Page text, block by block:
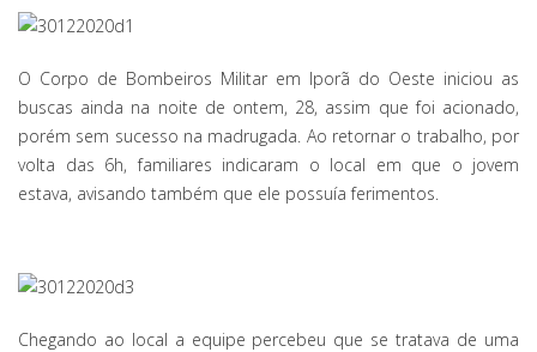
O Corpo de Bombeiros Militar em Iporã do Oeste iniciou as
buscas ainda na noite de ontem, 28, assim que foi acionado,
porém sem sucesso na madrugada. Ao retornar o trabalho, por
volta das 6h, familiares indicaram o local em que o jovem
estava, avisando também que ele possuía ferimentos.
Chegando ao local a equipe percebeu que se tratava de uma